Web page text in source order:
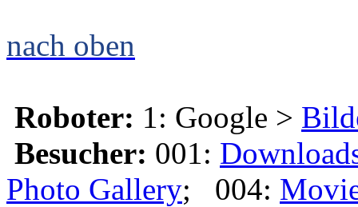
nach oben
Roboter: 1: Google >
Besucher: 001:
Photo Gallery; 004: